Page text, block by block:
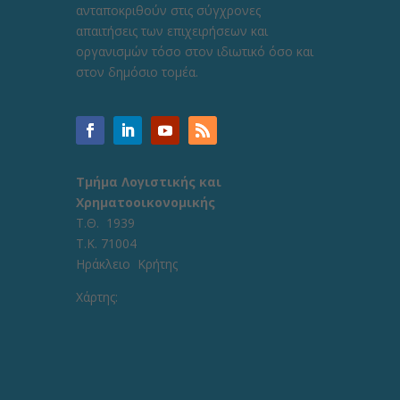
ανταποκριθούν στις σύγχρονες
απαιτήσεις των επιχειρήσεων και
οργανισμών τόσο στον ιδιωτικό όσο και
στον δημόσιο τομέα.
Τμήμα Λογιστικής και
Χρηματοοικονομικής
Τ.Θ. 1939
Τ.Κ. 71004
Ηράκλειο Κρήτης
Χάρτης: